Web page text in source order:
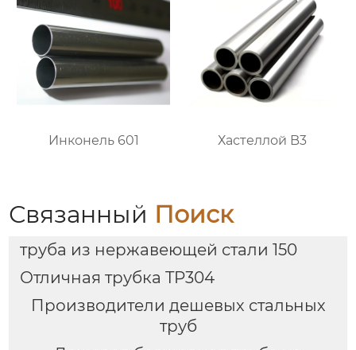
Инконель 601 Хастеллой B3
Связанный Поиск
труба из нержавеющей стали 150
Отличная трубка TP304
Производители дешевых стальных
труб